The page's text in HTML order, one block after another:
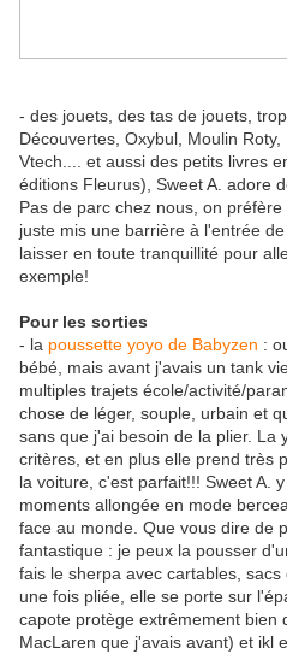
- des jouets, des tas de jouets,
Découvertes, Oxybul, Moulin Roty,
Vtech.... et aussi des petits livres
éditions Fleurus), Sweet A. adore
Pas de parc chez nous, on
juste mis une barrière à l'entrée
laisser en toute tranquillité pour
exemple!
Pour les sorties
- la poussette yoyo de Babyzen :
bébé, mais avant j'avais un tank
multiples trajets école/activité/
chose de léger, souple, urbain et
sans que j'ai besoin de la plier. La
critères, et en plus elle prend très
la voiture, c'est parfait!!! Sweet A.
moments allongée en mode
face au monde. Que vous dire de
fantastique : je peux la pousser
fais le sherpa avec cartables, sacs
une fois pliée, elle se porte sur
capote protège extrêmement bien
MacLaren que j'avais avant) et ikl